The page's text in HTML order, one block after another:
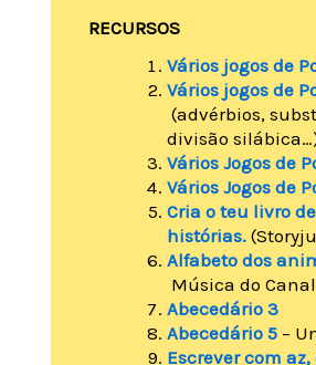
RECURSOS
Vários jogos de
Vários jogos de
(advérbios,
divisão
Vários Jogos de
Vários Jogos de
Cria o teu livro de
histórias.
Alfabeto dos
Música do
Abecedário 3
Abecedário 5–
Escrever com az,